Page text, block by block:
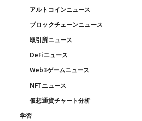
アルトコインニュース
ブロックチェーンニュース
取引所ニュース
DeFiニュース
Web3ゲームニュース
NFTニュース
仮想通貨チャート分析
学習